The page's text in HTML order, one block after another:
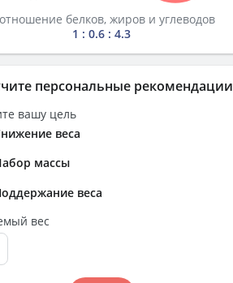
белков, жиров и углеводов
1 : 0.6 : 4.3
персональные рекомендации
вашу цель
веса
массы
веса
вес